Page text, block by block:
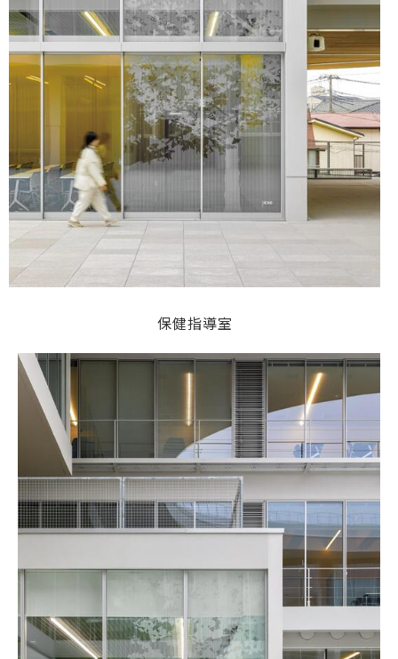
保健指導室